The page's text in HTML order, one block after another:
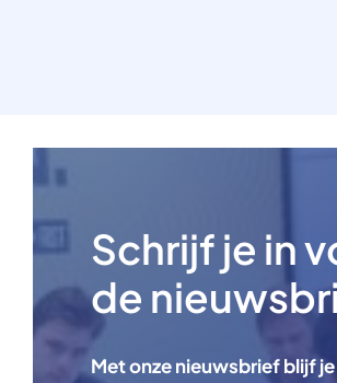
Schrijf je in
de
Met onze nieuwsbrief blijf